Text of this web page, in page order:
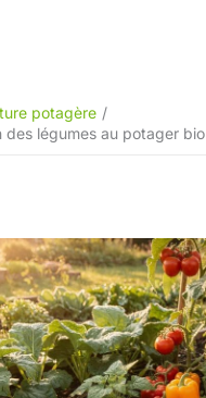
potagère
des légumes au potager bio